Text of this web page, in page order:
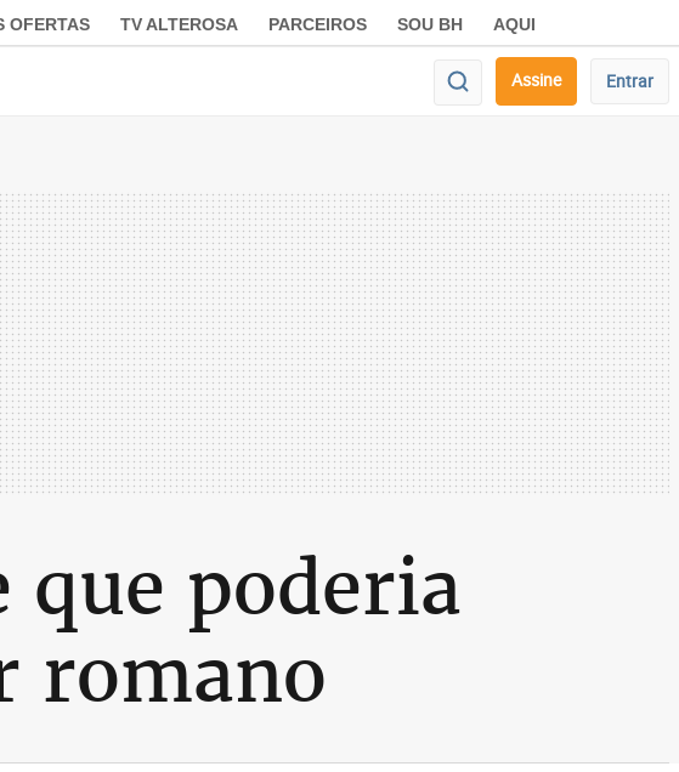
OFERTAS TV ALTEROSA PARCEIROS SOU BH AQUI
Assine Entrar
que poderia
romano